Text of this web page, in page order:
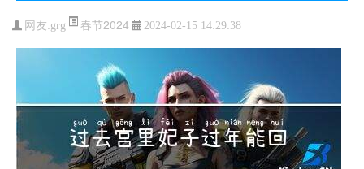
网友:grg 春节2024 2024-02-15 14:29:38